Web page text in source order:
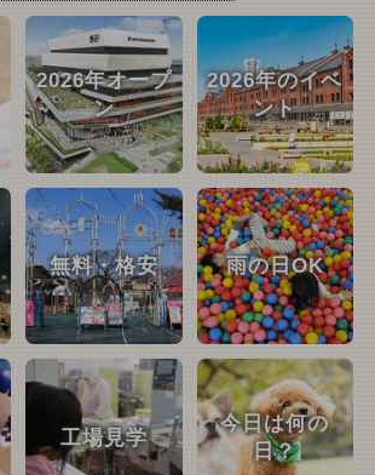
2026年オープ
ン
2026年のイベ
ント
無料・格安 雨の日OK
工場見学
今日は何の
日？